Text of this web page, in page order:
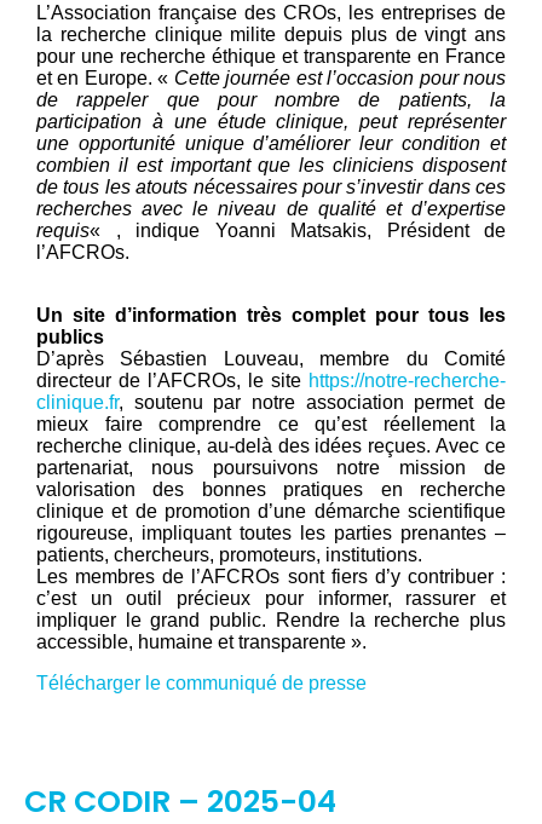
L’Association française des CROs, les entreprises de
la recherche clinique milite depuis plus de vingt ans
pour une recherche éthique et transparente en France
et en Europe. « Cette journée est l’occasion pour nous
de rappeler que pour nombre de patients, la
participation à une étude clinique, peut représenter
une opportunité unique d’améliorer leur condition et
combien il est important que les cliniciens disposent
de tous les atouts nécessaires pour s’investir dans ces
recherches avec le niveau de qualité et d’expertise
requis« , indique Yoanni Matsakis, Président de
l’AFCROs.
Un site d’information très complet pour tous les
publics
D’après Sébastien Louveau, membre du Comité
directeur de l’AFCROs, le site https://notre-recherche-
clinique.fr, soutenu par notre association permet de
mieux faire comprendre ce qu’est réellement la
recherche clinique, au-delà des idées reçues. Avec ce
partenariat, nous poursuivons notre mission de
valorisation des bonnes pratiques en recherche
clinique et de promotion d’une démarche scientifique
rigoureuse, impliquant toutes les parties prenantes –
patients, chercheurs, promoteurs, institutions.
Les membres de l’AFCROs sont fiers d’y contribuer :
c’est un outil précieux pour informer, rassurer et
impliquer le grand public. Rendre la recherche plus
accessible, humaine et transparente ».
Télécharger le communiqué de presse
CR CODIR – 2025-04